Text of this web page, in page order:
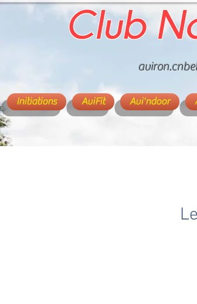
Club
Initiations AviFit Avi'ndoor